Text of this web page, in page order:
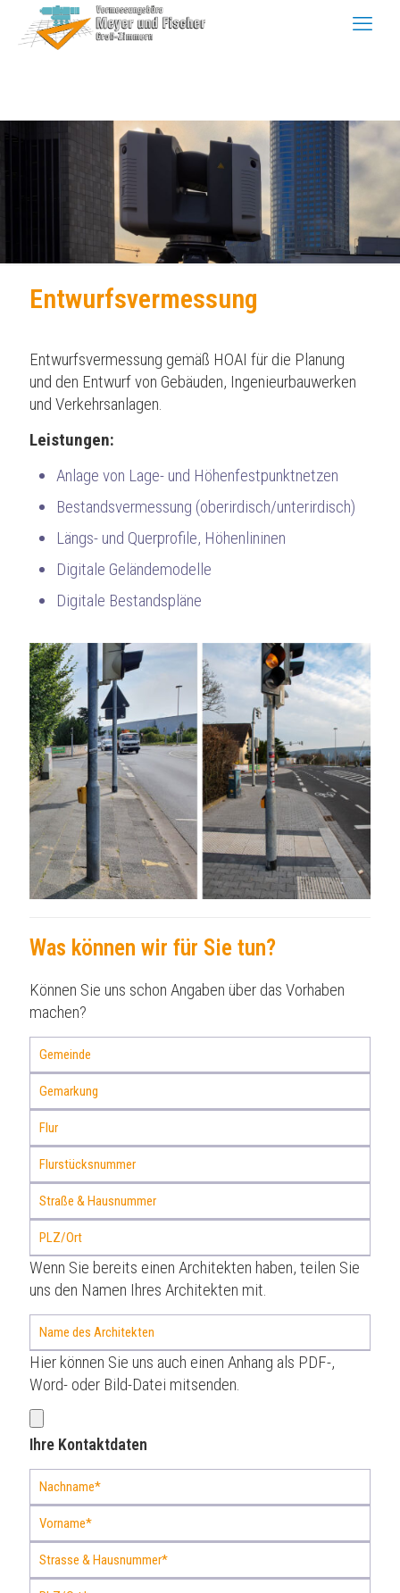
Entwurfsvermessung
Entwurfsvermessung gemäß HOAI für die Planung
und den Entwurf von Gebäuden, Ingenieurbauwerken
und Verkehrsanlagen.
Leistungen:
Anlage von Lage- und Höhenfestpunktnetzen
Bestandsvermessung (oberirdisch/unterirdisch)
Längs- und Querprofile, Höhenlininen
Digitale Geländemodelle
Digitale Bestandspläne
Was können wir für Sie tun?
Können Sie uns schon Angaben über das Vorhaben
machen?
Wenn Sie bereits einen Architekten haben, teilen Sie
uns den Namen Ihres Architekten mit.
Hier können Sie uns auch einen Anhang als PDF-,
Word- oder Bild-Datei mitsenden.
Ihre Kontaktdaten